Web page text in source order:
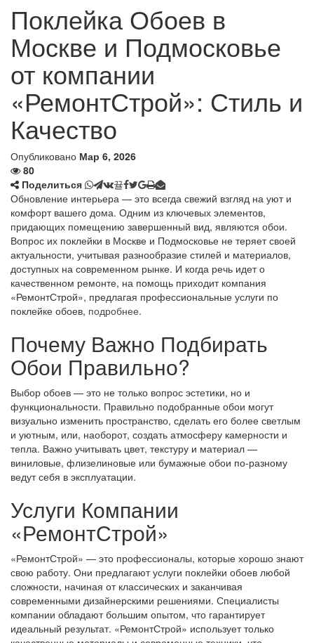
Поклейка Обоев в
Москве и Подмосковье
от компании
«РемонтСтрой»: Стиль и
Качество
Опубликовано Мар 6, 2026
80
Поделиться
Обновление интерьера — это всегда свежий взгляд на уют и
комфорт вашего дома. Одним из ключевых элементов,
придающих помещению завершенный вид, являются обои.
Вопрос их поклейки в Москве и Подмосковье не теряет своей
актуальности, учитывая разнообразие стилей и материалов,
доступных на современном рынке. И когда речь идет о
качественном ремонте, на помощь приходит компания
«РемонтСтрой», предлагая профессиональные услуги по
поклейке обоев, подробнее.
Почему Важно Подбирать
Обои Правильно?
Выбор обоев — это не только вопрос эстетики, но и
функциональности. Правильно подобранные обои могут
визуально изменить пространство, сделать его более светлым
и уютным, или, наоборот, создать атмосферу камерности и
тепла. Важно учитывать цвет, текстуру и материал —
виниловые, флизелиновые или бумажные обои по-разному
ведут себя в эксплуатации.
Услуги Компании
«РемонтСтрой»
«РемонтСтрой» — это профессионалы, которые хорошо знают
свою работу. Они предлагают услуги поклейки обоев любой
сложности, начиная от классических и заканчивая
современными дизайнерскими решениями. Специалисты
компании обладают большим опытом, что гарантирует
идеальный результат. «РемонтСтрой» использует только